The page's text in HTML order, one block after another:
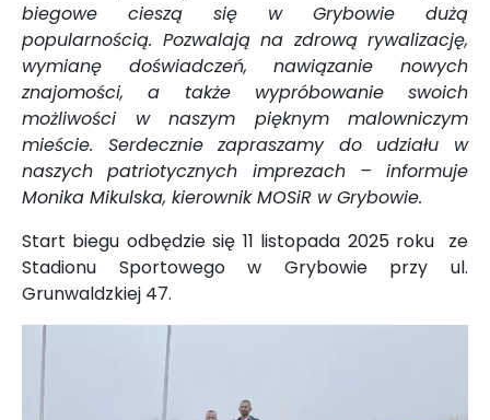
biegowe cieszą się w Grybowie dużą
popularnością. Pozwalają na zdrową rywalizację,
wymianę doświadczeń, nawiązanie nowych
znajomości, a także wypróbowanie swoich
możliwości w naszym pięknym malowniczym
mieście. Serdecznie zapraszamy do udziału w
naszych patriotycznych imprezach – informuje
Monika Mikulska, kierownik MOSiR w Grybowie.
Start biegu odbędzie się 11 listopada 2025 roku ze
Stadionu Sportowego w Grybowie przy ul.
Grunwaldzkiej 47.